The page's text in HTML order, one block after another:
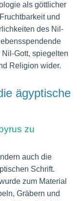
als göttlicher
und
des Nil-
Gott, spiegelten
Religion wider.
ägyptische
zu
auch die
Schrift.
zum Material
Gräbern und